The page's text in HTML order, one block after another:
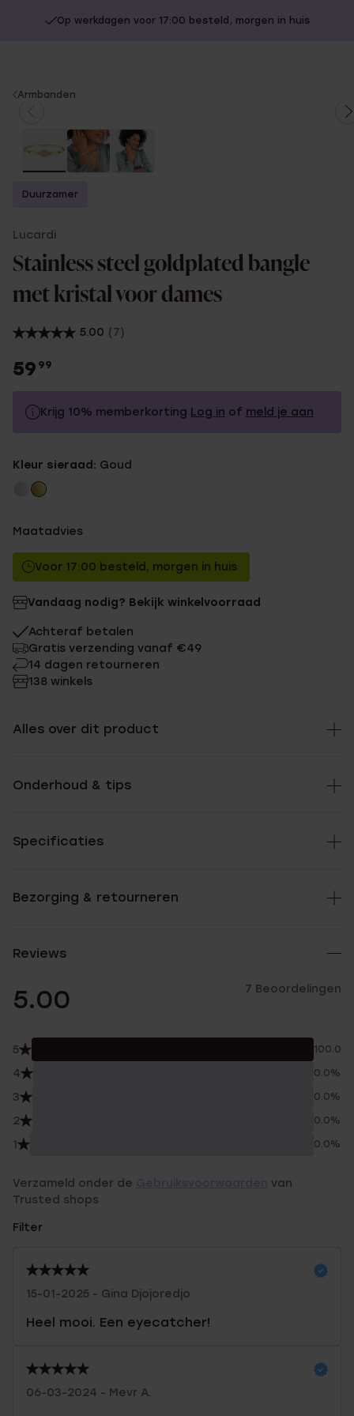
Op werkdagen voor 17:00 besteld, morgen in huis
You
Armbanden
Duurzamer
Lucardi
Stainless steel goldplated bangle
met kristal voor dames
5.00 (7)
59 99
Krijg 10% memberkorting Log in of meld je aan
Zonder memberkorting
Kleur sieraad: Goud
Maatadvies
Voor 17:00 besteld, morgen in huis
Vandaag nodig? Bekijk winkelvoorraad
Achteraf betalen
Gratis verzending vanaf €49
14 dagen retourneren
138 winkels
Alles over dit product
Onderhoud & tips
Specificaties
Bezorging & retourneren
Reviews
5.00 7 Beoordelingen
5 100.0%
4 0.0%
3 0.0%
2 0.0%
1 0.0%
Verzameld onder de
van
Trusted shops
Filter
15-01-2025 - Gina Djojoredjo
Heel mooi. Een eyecatcher!
06-03-2024 - Mevr A.